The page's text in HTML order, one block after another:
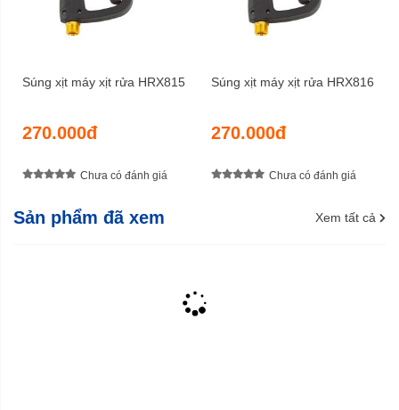
Súng xịt máy xịt rửa HRX815
270.000đ
Chưa có đánh giá
Súng xịt máy xịt rửa HRX816
270.000đ
Chưa có đánh giá
Sản phẩm đã xem Xem tất cả